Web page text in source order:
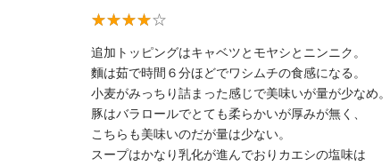
追加トッピングはキャベツとモヤシとニンニク。
麵は茹で時間６分ほどでワシムチの食感になる。
小麦がみっちり詰まった感じで美味いが量が少なめ。
豚はバラロールでとても柔らかいが厚みが無く、
こちらも美味いのだが量は少ない。
スープはかなり乳化が進んでおりカエシの塩味は